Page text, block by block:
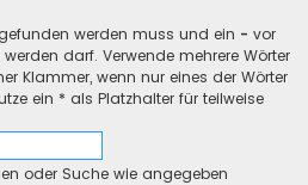
werden muss und ein - vor
darf. Verwende mehrere Wörter
Klammer, wenn nur eines der Wörter
ein * als Platzhalter für teilweise
oder Suche wie angegeben